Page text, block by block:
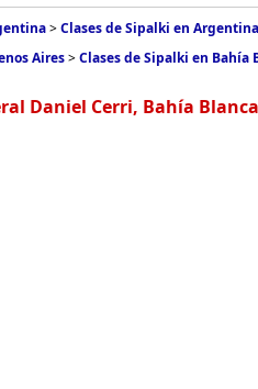
>Clases de Sipalki en Argentina
Aires>Clases de Sipalki en Bahía
Daniel Cerri, Bahía Blanca